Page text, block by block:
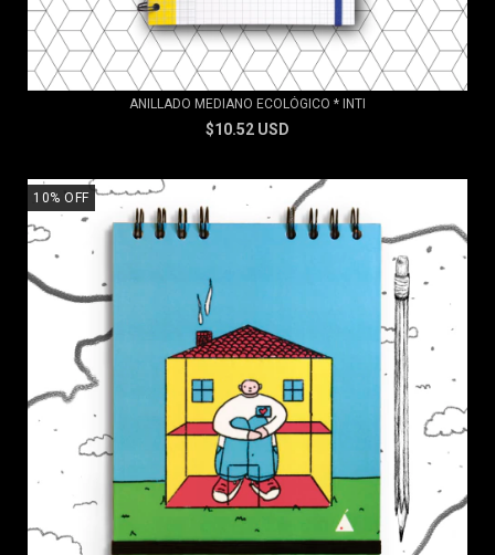
ANILLADO MEDIANO ECOLÓGICO * INTI
$10.52 USD
10% OFF